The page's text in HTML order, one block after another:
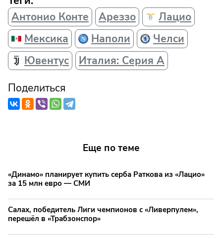
Антонио Конте
Ареззо
Лацио
Мексика
Наполи
Челси
Ювентус
Италия: Серия А
Поделиться
Еще по теме
«Динамо» планирует купить серба Раткова из «Лацио»
за 15 млн евро — СМИ
Салах, победитель Лиги чемпионов с «Ливерпулем»,
перешёл в «Трабзонспор»